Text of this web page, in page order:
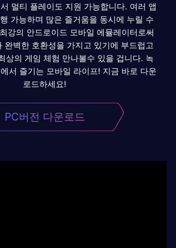
멀티 플레이도 지원 가능합니다. 여러 앱
가능하며 많은 즐거움을 동시에 누릴 수
강의 안드로이드 모바일 에뮬레이터로써
완벽한 호환성을 가지고 있기에 부드럽고
상의 게임 체험 만나볼수 있을 겁니다. 녹
서 즐기는 모바일 라이프! 지금 바로 다운
로드하세요!
PC버전 다운로드